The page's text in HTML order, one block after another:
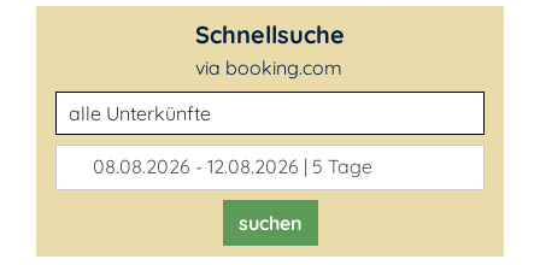
Schnellsuche
via booking.com
Unterkunftsart
08.08.2026 - 12.08.2026 | 5 Tage
suchen